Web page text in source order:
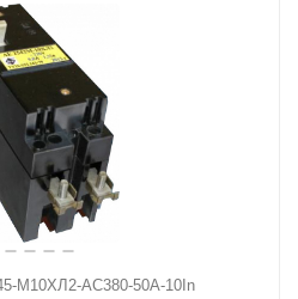
М10ХЛ2-AC380-50А-10In